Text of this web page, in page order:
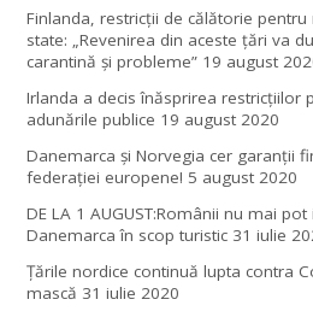
Finlanda, restricţii de călătorie
state: „Revenirea din aceste ţări va
carantină şi probleme” 19 august
Irlanda a decis înăsprirea restricțiilor
adunările publice 19 august 2020
Danemarca și Norvegia cer garanții
federației europene! 5 august 2020
DE LA 1 AUGUST:Românii nu mai pot
Danemarca în scop turistic 31 iulie
Țările nordice continuă lupta contra
mască 31 iulie 2020